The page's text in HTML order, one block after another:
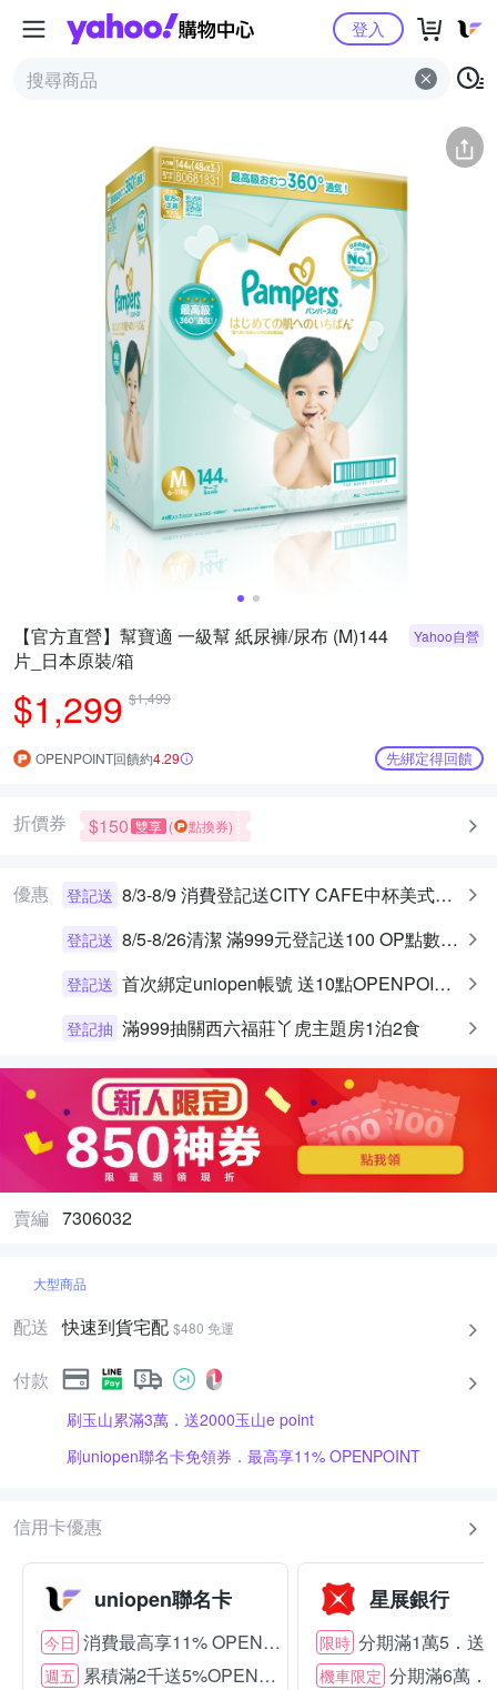
Yahoo購物中心
登入
簡介 評價 (0) 猜你喜歡
【官方直營】幫寶適 一級幫 紙尿褲/尿布 (M)144
片_日本原裝/箱
$1,299 $1,499
Yahoo自營
OPENPOINT回饋約4.29 先綁定得回饋
折價券 $150 雙享 ( 點換券)
優惠 登記送 8/3-8/9 消費登記送CITY CAFE中杯美式乙杯
登記送 8/5-8/26清潔 滿999元登記送100 OP點數（30名)
登記送 首次綁定uniopen帳號 送10點OPENPOINT+統一布丁一個
登記抽 滿999抽關西六福莊丫虎主題房1泊2食
賣編 7306032
大型商品
配送 快速到貨宅配 $480 免運
付款
刷玉山累滿3萬．送2000玉山e point
刷uniopen聯名卡免領券．最高享11% OPENPOINT
信用卡優惠
uniopen聯名卡
今日 消費最高享11% OPENPOINT
週五 累積滿2千送5%OPENPOINT
星展銀行
限時 分期滿1萬5．送
機車限定 分期滿6萬．